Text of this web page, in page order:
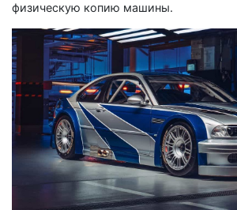
физическую копию машины.